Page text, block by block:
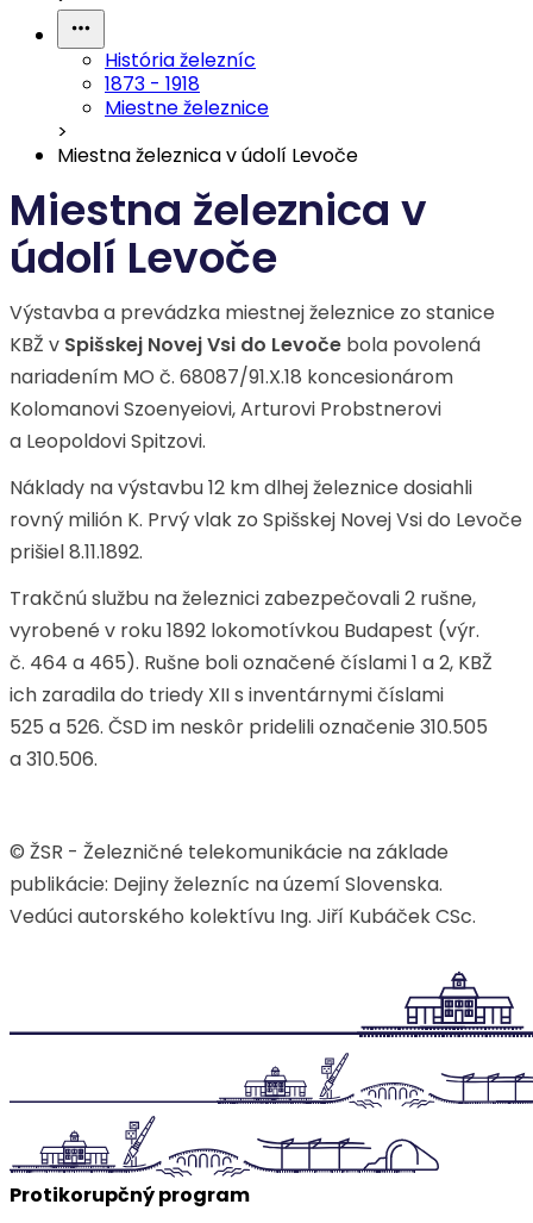
História železníc
1873 - 1918
Miestne železnice
>
Miestna železnica v údolí Levoče
Miestna železnica v
údolí Levoče
Výstavba a prevádzka miestnej železnice zo stanice
KBŽ v Spišskej Novej Vsi do Levoče bola povolená
nariadením MO č. 68087/91.X.18 koncesionárom
Kolomanovi Szoenyeiovi, Arturovi Probstnerovi
a Leopoldovi Spitzovi.
Náklady na výstavbu 12 km dlhej železnice dosiahli
rovný milión K. Prvý vlak zo Spišskej Novej Vsi do Levoče
prišiel 8.11.1892.
Trakčnú službu na železnici zabezpečovali 2 rušne,
vyrobené v roku 1892 lokomotívkou Budapest (výr.
č. 464 a 465). Rušne boli označené číslami 1 a 2, KBŽ
ich zaradila do triedy XII s inventárnymi číslami
525 a 526. ČSD im neskôr pridelili označenie 310.505
a 310.506.
© ŽSR - Železničné telekomunikácie na základe
publikácie: Dejiny železníc na území Slovenska.
Vedúci autorského kolektívu Ing. Jiří Kubáček CSc.
Protikorupčný program